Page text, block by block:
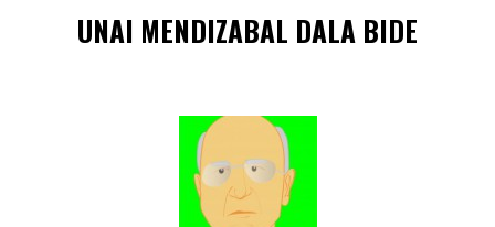
UNAI MENDIZABAL DALA BIDE